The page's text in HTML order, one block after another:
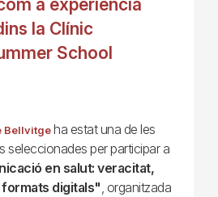
a experiència
la Clínic
School
Bellvitgeha estat una de les
seleccionades per participar a
en salut: veracitat,
digitals" , organitzada